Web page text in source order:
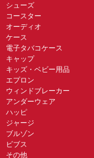
シューズ
コースター
オーディオ
ケース
電子タバコケース
キャップ
キッズ・ベビー用品
エプロン
ウィンドブレーカー
アンダーウェア
ハッピ
ジャージ
ブルゾン
ビブス
その他